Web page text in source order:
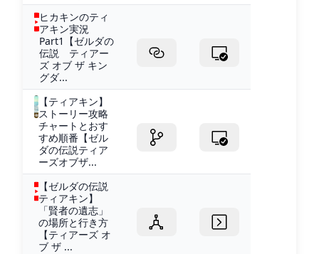
ヒカキンのティ
アキン実況
Part1【ゼルダの
伝説 ティアー
ズ オブ ザ キン
グダ...
【ティアキン】
ストーリー攻略
チャートとおす
すめ順番【ゼル
ダの伝説ティア
ーズオブザ...
【ゼルダの伝説
ティアキン】
「賢者の遺志」
の場所と行き方
【ティアーズ オ
ブ ザ ...